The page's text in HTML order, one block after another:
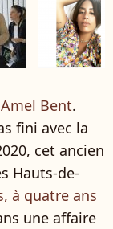
Amel Bent.
fini avec la
cet ancien
Hauts-de-
à quatre ans
une affaire